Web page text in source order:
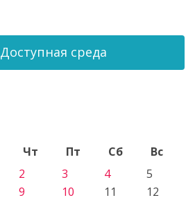
Доступная среда
Чт Пт Сб
Вс
2 3 4
5
9 10 11
12